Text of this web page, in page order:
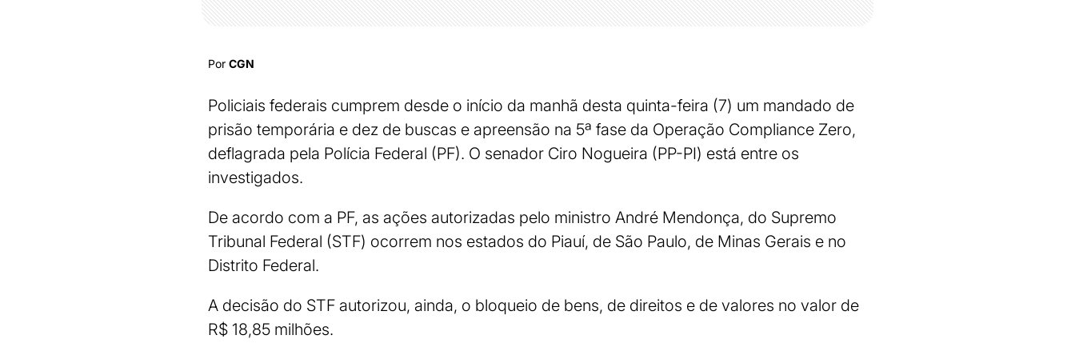
Por CGN
Policiais federais cumprem desde o início da manhã desta quinta-feira (7) um mandado de
prisão temporária e dez de buscas e apreensão na 5ª fase da Operação Compliance Zero,
deflagrada pela Polícia Federal (PF). O senador Ciro Nogueira (PP-PI) está entre os
investigados.
De acordo com a PF, as ações autorizadas pelo ministro André Mendonça, do Supremo
Tribunal Federal (STF) ocorrem nos estados do Piauí, de São Paulo, de Minas Gerais e no
Distrito Federal.
A decisão do STF autorizou, ainda, o bloqueio de bens, de direitos e de valores no valor de
R$ 18,85 milhões.